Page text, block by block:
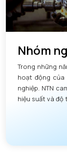
Nhóm
Trong những
hoạt động của
nghiệp. NTN
hiệu suất và độ